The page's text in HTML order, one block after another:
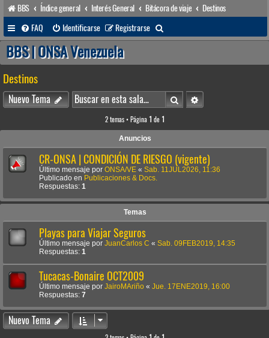
BBS Índice general Interés General Bitácora de viaje
Destinos
FAQ
Identificarse Registrarse
u
a
r
BBS | ONSA Venezuela
Destinos
Nuevo Tema BuscarBúsqueda avanzada
2 temas • Página 1 de 1
Anuncios
CR-ONSA | CONDICIÓN DE RIESGO (vigente)
Último mensaje por ONSA/VE « Sab. 11JUL2026, 11:36
Publicado en Publicaciones & Docs.
Respuestas: 1
Temas
Playas para Viajar Seguros
Último mensaje por JuanCarlos C « Sab. 09FEB2019, 14:35
Respuestas: 1
Tucacas-Bonaire OCT2009
Último mensaje por JairoMAriño « Jue. 17ENE2019, 16:00
Respuestas: 7
Nuevo Tema